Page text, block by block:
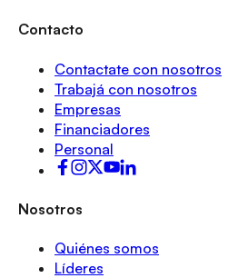
Contacto
Contactate con nosotros
Trabajá con nosotros
Empresas
Financiadores
Personal
Nosotros
Quiénes somos
Líderes